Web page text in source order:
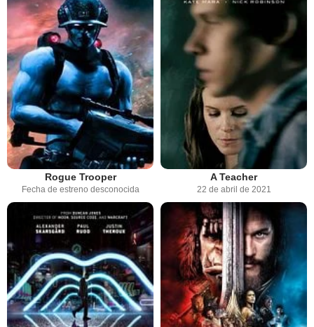
Rogue Trooper
Fecha de estreno desconocida
A Teacher
22 de abril de 2021